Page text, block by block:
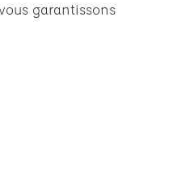
garantissons